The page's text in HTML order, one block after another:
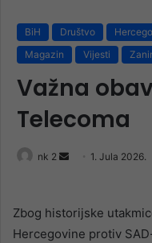
BiH Društvo
Magazin
Vijesti
Važna
Telecoma
nk 2
Send 1. Jula 2026.
Zbog historijske
Hercegovine protiv